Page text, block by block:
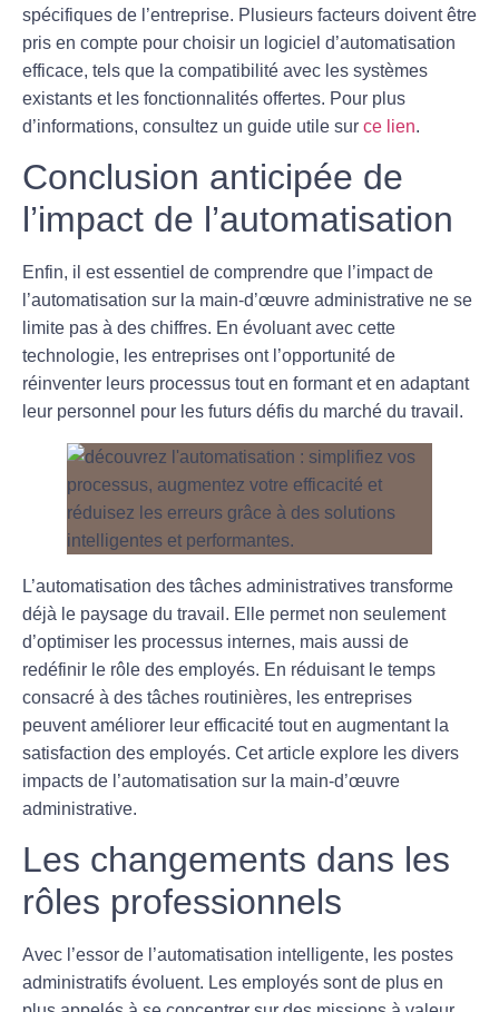
spécifiques de l’entreprise. Plusieurs facteurs doivent être
pris en compte pour choisir un logiciel d’automatisation
efficace, tels que la compatibilité avec les systèmes
existants et les fonctionnalités offertes. Pour plus
d’informations, consultez un guide utile sur ce lien.
Conclusion anticipée de
l’impact de l’automatisation
Enfin, il est essentiel de comprendre que l’impact de
l’automatisation sur la main-d’œuvre administrative ne se
limite pas à des chiffres. En évoluant avec cette
technologie, les entreprises ont l’opportunité de
réinventer leurs processus tout en formant et en adaptant
leur personnel pour les futurs défis du marché du travail.
L’automatisation des tâches administratives transforme
déjà le paysage du travail. Elle permet non seulement
d’optimiser les processus internes, mais aussi de
redéfinir le rôle des employés. En réduisant le temps
consacré à des tâches routinières, les entreprises
peuvent améliorer leur efficacité tout en augmentant la
satisfaction des employés. Cet article explore les divers
impacts de l’automatisation sur la main-d’œuvre
administrative.
Les changements dans les
rôles professionnels
Avec l’essor de l’automatisation intelligente, les postes
administratifs évoluent. Les employés sont de plus en